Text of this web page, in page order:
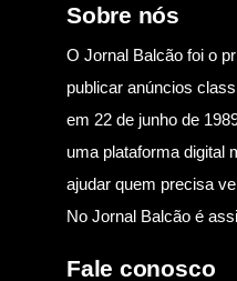
Sobre nós
O Jornal Balcão foi o
publicar anúncios
em 22 de junho de
uma plataforma digital
ajudar quem precisa
No Jornal Balcão é
Fale conosco